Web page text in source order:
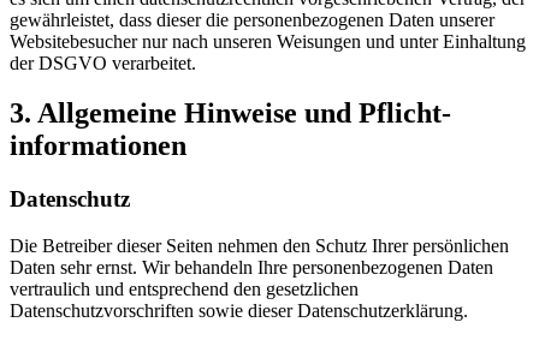
gewährleistet, dass dieser die personenbezogenen Daten unserer
Websitebesucher nur nach unseren Weisungen und unter Einhaltung
der DSGVO verarbeitet.
3. Allgemeine Hinweise und Pflicht­
informationen
Datenschutz
Die Betreiber dieser Seiten nehmen den Schutz Ihrer persönlichen
Daten sehr ernst. Wir behandeln Ihre personenbezogenen Daten
vertraulich und entsprechend den gesetzlichen
Datenschutzvorschriften sowie dieser Datenschutzerklärung.